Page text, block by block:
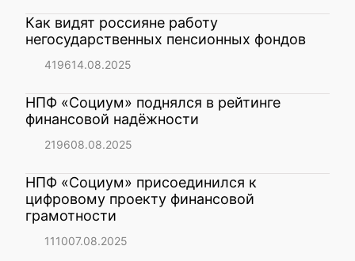
Как видят россияне работу
негосударственных пенсионных фондов
419614.08.2025
НПФ «Социум» поднялся в рейтинге
финансовой надёжности
219608.08.2025
НПФ «Социум» присоединился к
цифровому проекту финансовой
грамотности
111007.08.2025